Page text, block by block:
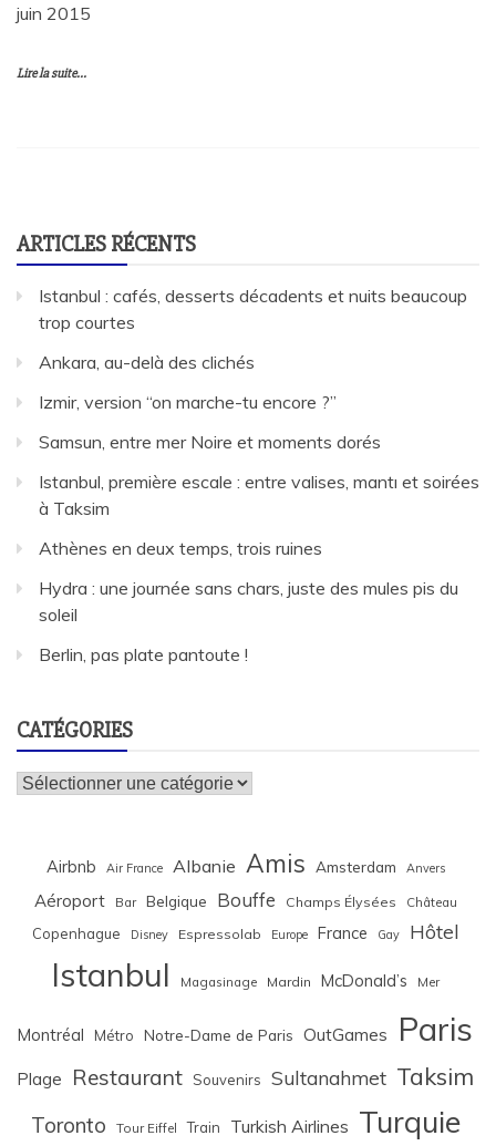
juin 2015
Lire la suite...
ARTICLES RÉCENTS
Istanbul : cafés, desserts décadents et nuits beaucoup
trop courtes
Ankara, au-delà des clichés
Izmir, version “on marche-tu encore ?”
Samsun, entre mer Noire et moments dorés
Istanbul, première escale : entre valises, mantı et soirées
à Taksim
Athènes en deux temps, trois ruines
Hydra : une journée sans chars, juste des mules pis du
soleil
Berlin, pas plate pantoute !
CATÉGORIES
Catégories
Airbnb Air France Albanie Amis Amsterdam Anvers
Aéroport Bar Belgique Bouffe Champs Élysées Château
Copenhague Disney Espressolab Europe France Gay Hôtel
Istanbul Magasinage Mardin McDonald’s Mer
Montréal Métro Notre-Dame de Paris OutGames Paris
Plage Restaurant Souvenirs Sultanahmet Taksim
Toronto Tour Eiffel Train Turkish Airlines Turquie